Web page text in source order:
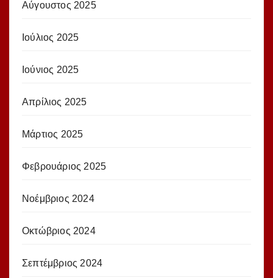
Αύγουστος 2025
Ιούλιος 2025
Ιούνιος 2025
Απρίλιος 2025
Μάρτιος 2025
Φεβρουάριος 2025
Νοέμβριος 2024
Οκτώβριος 2024
Σεπτέμβριος 2024